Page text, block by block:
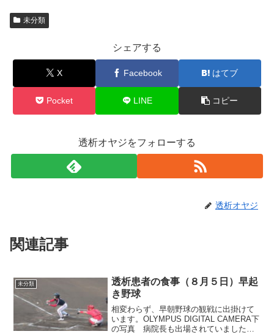
未分類
シェアする
X Facebook はてブ
Pocket LINE コピー
透析オヤジをフォローする
透析オヤジ
関連記事
未分類
透析患者の食事（８月５日）早起
き野球
相変わらず、早朝野球の観戦に出掛けて
います。OLYMPUS DIGITAL CAMERA下
の写真 病院長も出場されていました特